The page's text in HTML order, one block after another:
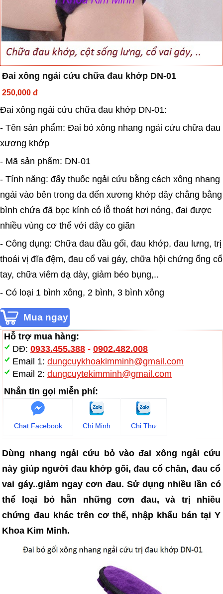
Đai xông ngải cứu chữa đau khớp DN-01
250,000 đ
Đai xông ngải cứu chữa đau khớp DN-01:
- Tên sản phẩm: Đai bó xông nhang ngải cứu chữa đau
xương khớp
- Mã sản phẩm: DN-01
- Tính năng: đẩy thuốc ngải cứu bằng cách xông nhang
ngải vào bên trong da đến xương khớp dây chằng bằng
bình chứa đã bọc kính có lỗ thoát hơi nóng, đai được
nhiều vùng cơ thể với dây co giãn
- Công dụng: Chữa đau đầu gối, đau khớp, đau lưng, trị
thoái vị đĩa đệm, đau cổ vai gáy, chữa hội chứng ống cổ
tay, chữa viêm dạ dày, giảm béo bụng,..
- Có loại 1 bình xông, 2 bình, 3 bình xông
Hỗ trợ mua hàng:
DĐ: 0933.455.388- 0902.482.008
Email 1: dungcuykhoakimminh@gmail.com
Email 2: dungcuytekimminh@gmail.com
Nhắn tin gọi miễn phí:
Chat Facebook Chị Minh Chị Thư
Dùng nhang ngải cứu bỏ vào đai xông ngải cứu
này giúp người đau khớp gối, đau cổ chân, đau cổ
vai gáy..giảm ngay cơn đau. Sử dụng nhiều lần có
thể loại bỏ hẵn những cơn đau, và trị nhiều
chứng đau khác trên cơ thể, nhập khẩu bán tại Y
Khoa Kim Minh.